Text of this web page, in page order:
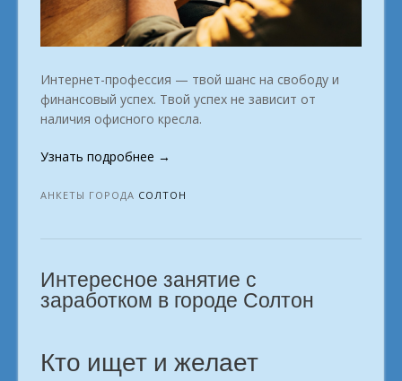
Интернет-профессия — твой шанс на свободу и
финансовый успех. Твой успех не зависит от
наличия офисного кресла.
Узнать подробнее «Зарабатывать
том,
→
АНКЕТЫ ГОРОДА СОЛТОН
Интересное занятие с
заработком в городе Солтон
Кто ищет и желает